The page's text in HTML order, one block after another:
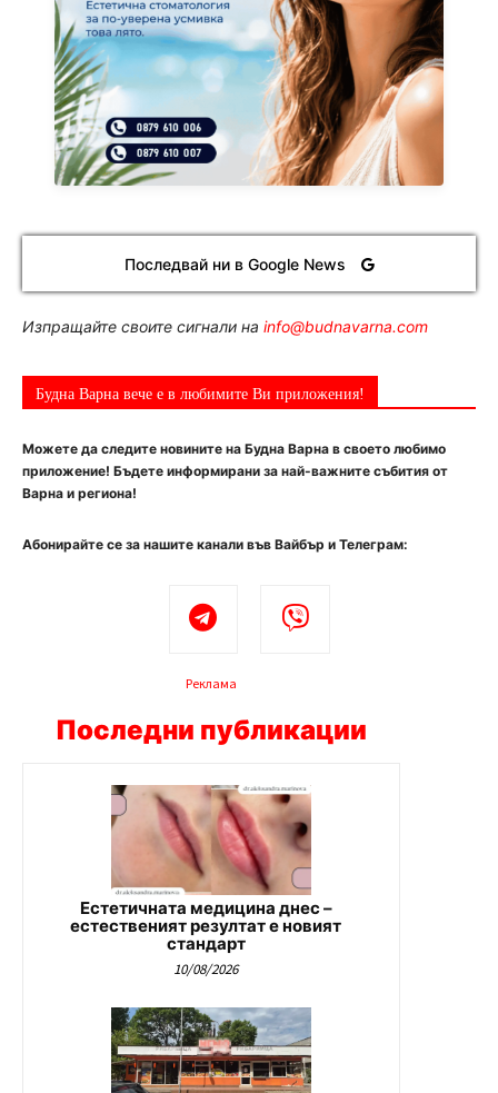
Последвай ни в Google News
Изпращайте своите сигнали на info@budnavarna.com
Будна Варна вече е в любимите Ви приложения!
Можете да следите новините на Будна Варна в своето любимо
приложение! Бъдете информирани за най-важните събития от
Варна и региона!
Абонирайте се за нашите канали във Вайбър и Телеграм:
Реклама
Последни публикации
Естетичната медицина днес –
естественият резултат е новият
стандарт
10/08/2026